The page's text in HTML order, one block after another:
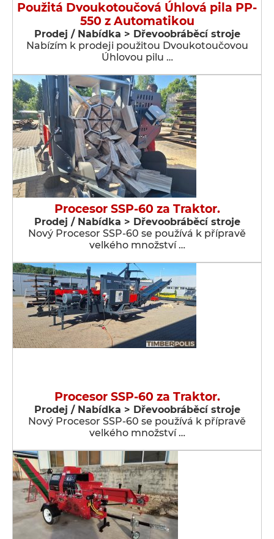
Použitá Dvoukotoučová Úhlová pila PP-
550 z Automatikou
Prodej / Nabídka > Dřevoobráběcí stroje
Nabízím k prodeji použitou Dvoukotoučovou
Úhlovou pilu …
Procesor SSP-60 za Traktor.
Prodej / Nabídka > Dřevoobráběcí stroje
Nový Procesor SSP-60 se používá k přípravě
velkého množství …
Procesor SSP-60 za Traktor.
Prodej / Nabídka > Dřevoobráběcí stroje
Nový Procesor SSP-60 se používá k přípravě
velkého množství …